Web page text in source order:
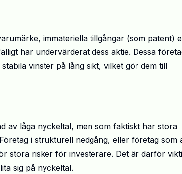
immateriella tillgångar (som patent)
har undervärderat dess aktie. Dessa
vinster på lång sikt, vilket gör dem till
av låga nyckeltal, men som faktiskt har stora
i strukturell nedgång, eller företag som
stora risker för investerare. Det är därför
sig på nyckeltal.